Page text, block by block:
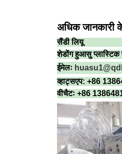
अधिक जानकारी
सैंडी लियू
शेडोंग हुआसु प्लास्टिक
ईमेलः
व्हाट्सएप: +86
वीचैटः +86